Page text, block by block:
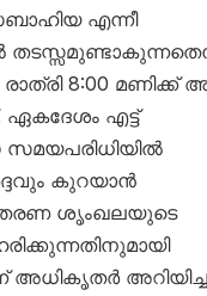
എന്നീ
8:00 മണിക്ക്
ഏകദേശം എട്ട്
കുറയാൻ
ശൃംഖലയുടെ
അധികൃതർ